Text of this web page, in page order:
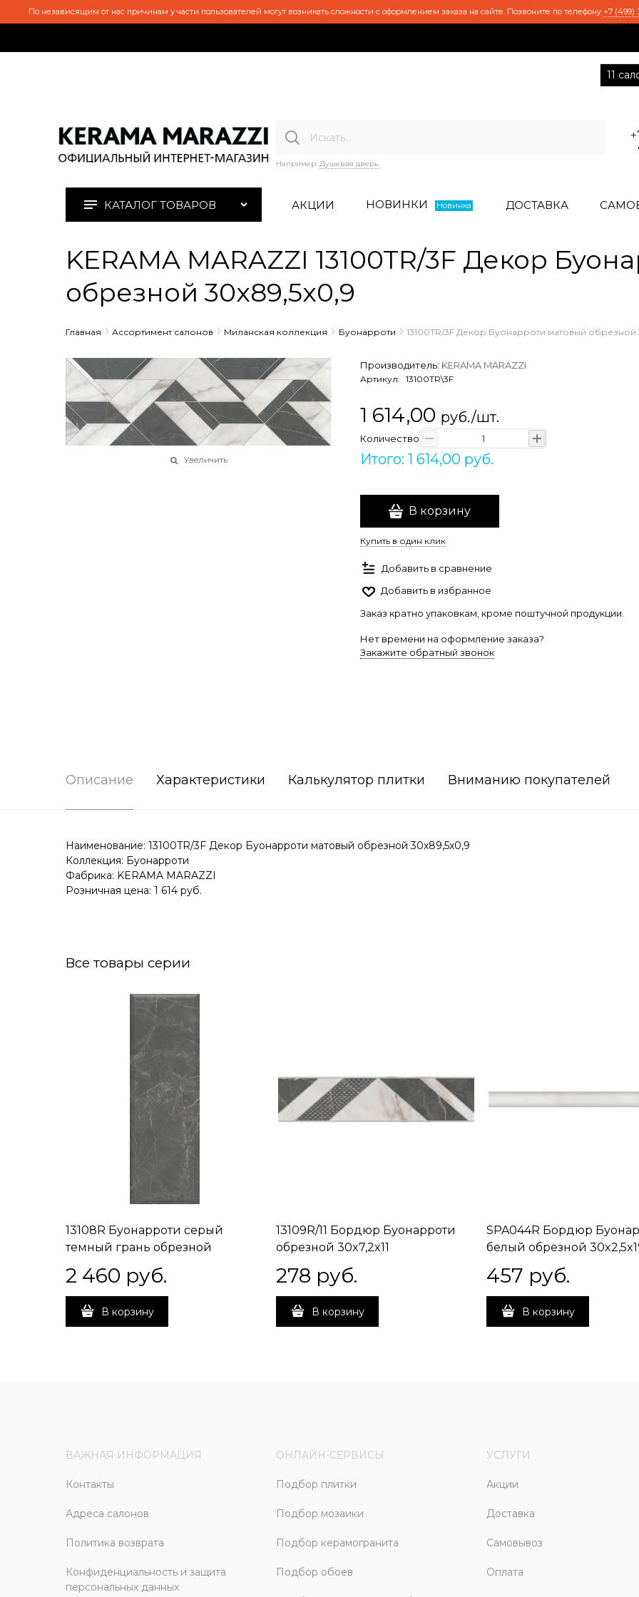
По независящим от нас причинам у части пользователей могут возникать сложности с оформлением заказа на сайте. Позвоните по телефону +7 (499)
11
Например: Душевая дверь
КАТАЛОГ ТОВАРОВ АКЦИИ НОВИНКИ Новинка ДОСТАВКА
KERAMA MARAZZI 13100TR/3F Декор
обрезной 30x89,5x0,9
Главная Ассортимент салонов Миланская коллекция Буонарроти 13100TR/3F Декор Буонарроти матовый обрезной
Увеличить
Производитель: KERAMA MARAZZI
Артикул: 13100TR\3F
1 614,00 руб./шт.
Количество
Итого: 1 614,00 руб.
В корзину
Купить в один клик
Добавить в сравнение
Добавить в избранное
Заказ кратно упаковкам, кроме поштучной продукции.
Нет времени на оформление заказа?
Закажите обратный звонок
Описание Характеристики Калькулятор плитки Вниманию покупателей
Наименование: 13100TR/3F Декор Буонарроти матовый обрезной 30x89,5x0,9
Коллекция: Буонарроти
Фабрика: KERAMA MARAZZI
Розничная цена: 1 614 руб.
Все товары серии
13108R Буонарроти серый
темный грань обрезной
2 460 руб.
В корзину
13109R/11 Бордюр Буонарроти
обрезной 30x7,2x11
278 руб.
В корзину
SPA044R Бордюр
белый обрезной
457 руб.
В корзину
ВАЖНАЯ ИНФОРМАЦИЯ
Контакты
Адреса салонов
Политика возврата
Конфиденциальность и защита
персональных данных
ОНЛАЙН-СЕРВИСЫ
Подбор плитки
Подбор мозаики
Подбор керамогранита
Подбор обоев
УСЛУГИ
Акции
Доставка
Самовывоз
Оплата